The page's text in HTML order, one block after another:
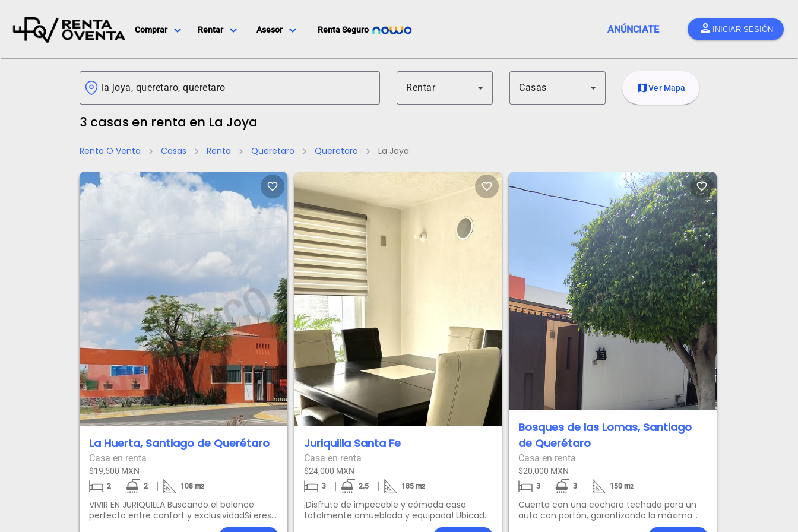
Comprar expand_more Rentar expand_more Asesor expand_more Renta Seguro ANÚNCIATE person INICIAR SESIÓN
Rentar Casas mapVer Mapa
3 casas en renta en La Joya
Renta O Venta chevron_right Casas chevron_right Renta chevron_right Queretaro chevron_right Queretaro chevron_right La Joya
favorite_border
La Huerta, Santiago de Querétaro
Casa en renta
$19,500 MXN
2 2 108m2
VIVIR EN JURIQUILLA Buscando el balance
perfecto entre confort y exclusividadSi eres
empresario o ejecutivo y valoras la
favorite_border
Juriquilla Santa Fe
Casa en renta
$24,000 MXN
3 2.5 185 m2
¡Disfrute de impecable y cómoda casa
totalmente amueblada y equipada! Ubicada
en exclusiva privada "Quinta las Acacias" en
favorite_border
Bosques de las Lomas, Santiago
de Querétaro
Casa en renta
$20,000 MXN
3 3 150m2
Cuenta con una cochera techada para un
auto con portón, garantizando la máxima
protección, además una funcional bodega